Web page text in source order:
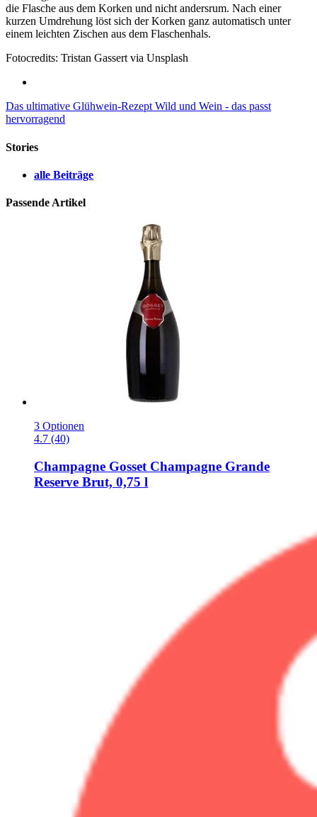
die Flasche aus dem Korken und nicht andersrum. Nach einer
kurzen Umdrehung löst sich der Korken ganz automatisch unter
einem leichten Zischen aus dem Flaschenhals.
Fotocredits: Tristan Gassert via Unsplash
Das ultimative Glühwein-Rezept Wild und Wein - das passt
hervorragend
Stories
alle Beiträge
Passende Artikel
3 Optionen
4.7 (40)
Champagne Gosset Champagne Grande
Reserve Brut, 0,75 l